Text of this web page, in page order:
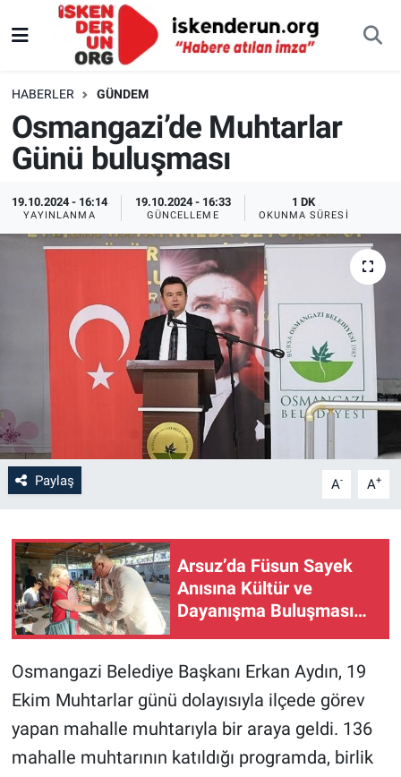
HABERLER GÜNDEM
Osmangazi’de Muhtarlar
Günü buluşması
19.10.2024 - 16:14
YAYINLANMA
19.10.2024 - 16:33
GÜNCELLEME
1 DK
OKUNMA SÜRESI
Paylaş A- A+
Arsuz’da Füsun Sayek
Anısına Kültür ve
Dayanışma Buluşması…
Osmangazi Belediye Başkanı Erkan Aydın, 19
Ekim Muhtarlar günü dolayısıyla ilçede görev
yapan mahalle muhtarıyla bir araya geldi. 136
mahalle muhtarının katıldığı programda, birlik